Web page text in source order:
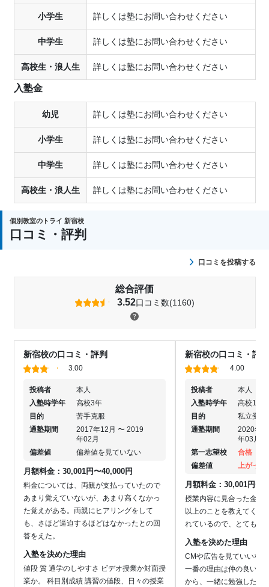
小学生 詳しくは塾にお問い合わせください
中学生 詳しくは塾にお問い合わせください
高校生・浪人生 詳しくは塾にお問い合わせください
入塾金
幼児 詳しくは塾にお問い合わせください
小学生 詳しくは塾にお問い合わせください
中学生 詳しくは塾にお問い合わせください
高校生・浪人生 詳しくは塾にお問い合わせください
個別教室のトライ 新宿校
口コミ・評判
口コミを投稿する
総合評価
3.52口コミ数(1160)
新宿校の口コミ・評判
3.00
投稿者
本人
入塾時学年
高校3年
目的
苦手克服
通塾期間
2017年12月 〜 2019
年02月
偏差値
偏差値を見ていない
月額料金：30,001円〜40,000円
料金については、両親が支払っていたので
あまり覚えていないが、あまり高くなかっ
た覚えがある。両親にヒアリングをして
も、さほど逼迫するほどはなかったとの回
答をえた。
入塾を決めた理由
値段 質 通学のしやすさ ビデオ授業か対面授
業か。 科目別成績 講習の値段、日々の授業
新宿校の口コミ・評判
4.00
投稿者
本人
入塾時学年
高校1年
目的
私立受験
通塾期間
2020年
年03月
第一志望校
合格
偏差値
上がった
月額料金：30,001円〜
授業内容に見合った金額
以上のことを教えてくれ
れているので、とてもい
入塾を決めた理由
CMや広告を見ていいな
一番の理由は仲の良い友
から、一緒に勉強したい